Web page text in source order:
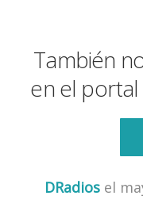
También
en el portal
DRadiosel